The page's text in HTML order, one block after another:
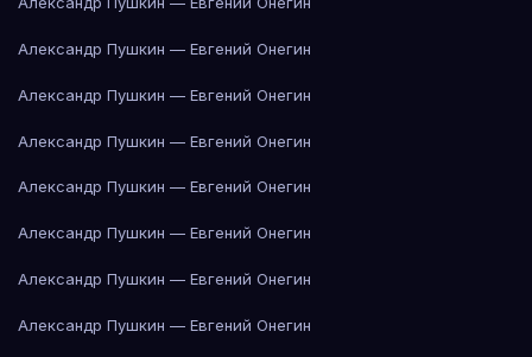
Александр Пушкин — Евгений Онегин
Александр Пушкин — Евгений Онегин
Александр Пушкин — Евгений Онегин
Александр Пушкин — Евгений Онегин
Александр Пушкин — Евгений Онегин
Александр Пушкин — Евгений Онегин
Александр Пушкин — Евгений Онегин